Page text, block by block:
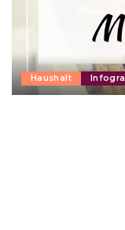
Haushalt